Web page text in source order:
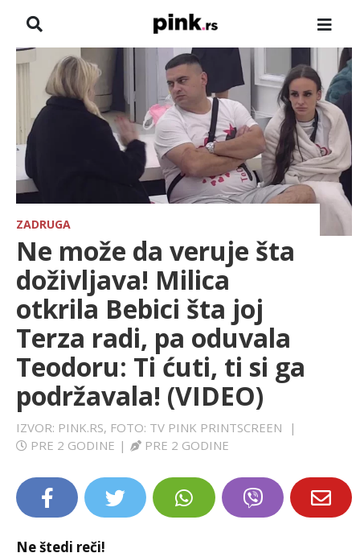
NASLOVNA
VESTI
ZADRUGA
SHOWBIZ
HRONIKA
FARMERI
TV
SPORT
LIFESTYLE
EXTRA
ZADRUGA
Ne može da veruje šta
doživljava! Milica
otkrila Bebici šta joj
Terza radi, pa oduvala
Teodoru: Ti ćuti, ti si ga
podržavala! (VIDEO)
IZVOR: PINK.RS, FOTO: TV PINK PRINTSCREEN
|
PRE 2 GODINE | PRE 2 GODINE
Ne štedi reči!